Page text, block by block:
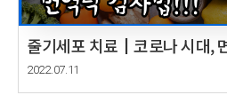
줄기세포 치료┃코로나 시대,
Part.3 면역에 좋은 습관! In
immunity is the answer.
2022.07.11